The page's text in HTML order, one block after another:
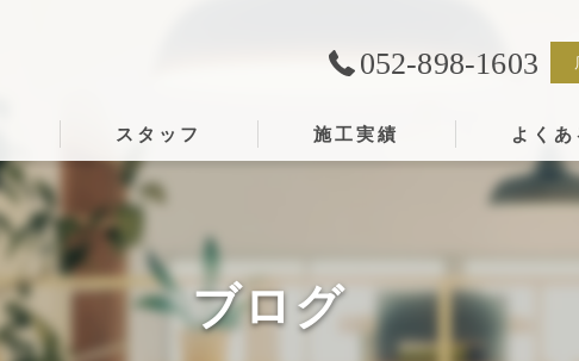
052-898-1603
スタッフ 施工実績 よく
ブログ